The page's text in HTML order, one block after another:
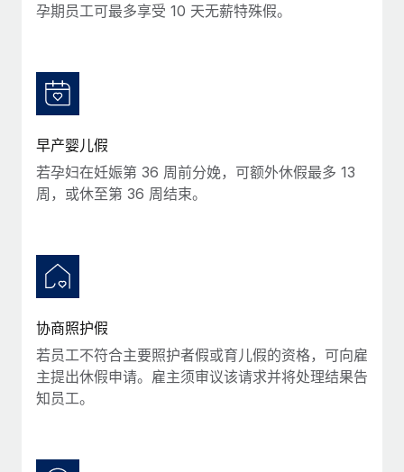
孕期员工可最多享受 10 天无薪特殊假。
早产婴儿假
若孕妇在妊娠第 36 周前分娩，可额外休假最多 13
周，或休至第 36 周结束。
协商照护假
若员工不符合主要照护者假或育儿假的资格，可向雇
主提出休假申请。雇主须审议该请求并将处理结果告
知员工。